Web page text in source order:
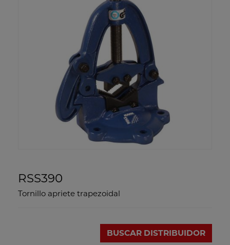
RSS390
Tornillo apriete trapezoidal
BUSCAR DISTRIBUIDOR